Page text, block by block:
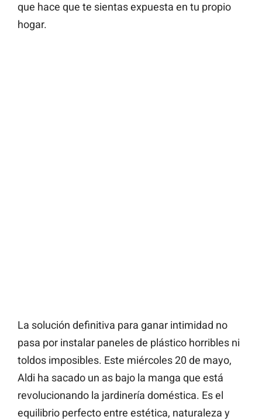
que hace que te sientas expuesta en tu propio
hogar.
La solución definitiva para ganar intimidad no
pasa por instalar paneles de plástico horribles ni
toldos imposibles. Este miércoles 20 de mayo,
Aldi ha sacado un as bajo la manga que está
revolucionando la jardinería doméstica. Es el
equilibrio perfecto entre estética, naturaleza y